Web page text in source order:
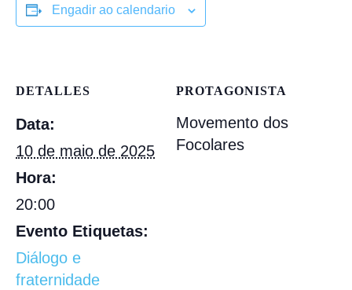
Engadir ao calendario
DETALLES
Data:
10 de maio de 2025
Hora:
20:00
Evento Etiquetas:
Diálogo e
fraternidade
PROTAGONISTA
Movemento dos
Focolares